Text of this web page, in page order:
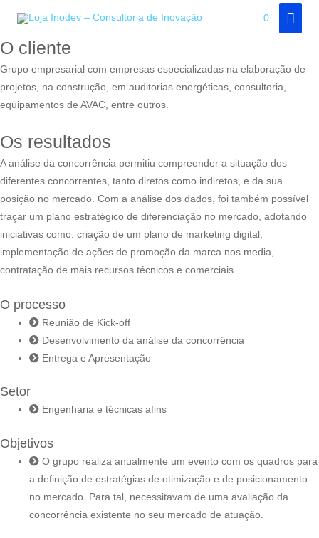
content
0
O cliente
Grupo empresarial com empresas especializadas na elaboração de
projetos, na construção, em auditorias energéticas, consultoria,
equipamentos de AVAC, entre outros.
Os resultados
A análise da concorrência permitiu compreender a situação dos
diferentes concorrentes, tanto diretos como indiretos, e da sua
posição no mercado. Com a análise dos dados, foi também possível
traçar um plano estratégico de diferenciação no mercado, adotando
iniciativas como: criação de um plano de marketing digital,
implementação de ações de promoção da marca nos media
contratação de mais recursos técnicos e comerciais.
O processo
Reunião de Kick-off
Desenvolvimento da análise da concorrência
Entrega e Apresentação
Setor
Engenharia e técnicas afins
Objetivos
O grupo realiza anualmente um evento com os quadros para
a definição de estratégias de otimização e de posicionamento
no mercado. Para tal, necessitavam de uma avaliação da
concorrência existente no seu mercado de atuação.